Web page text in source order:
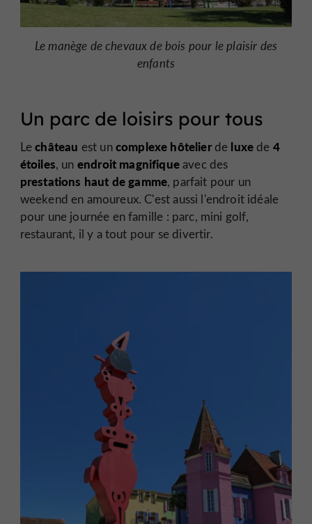
Le manège de chevaux de bois pour le plaisir des
enfants
Un parc de loisirs pour tous
Lechâteau est uncomplexe hôtelierde luxe de 4
étoiles, un endroit magnifiqueavec des
prestations haut de gamme, parfait pour un
weekend en amoureux. C'est aussi l'endroit idéale
pour une journée en famille : parc, mini golf,
restaurant, il y a tout pour se divertir.